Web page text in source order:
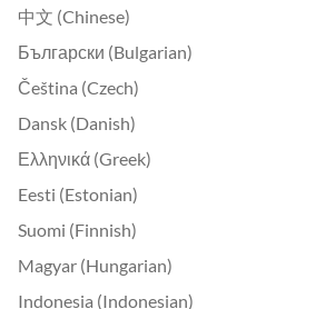
中文 (Chinese)
Български (Bulgarian)
Čeština (Czech)
Dansk (Danish)
Ελληνικά (Greek)
Eesti (Estonian)
Suomi (Finnish)
Magyar (Hungarian)
Indonesia (Indonesian)